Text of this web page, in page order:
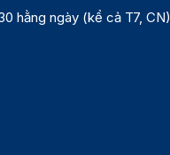
hằng ngày (kể cả T7, CN)